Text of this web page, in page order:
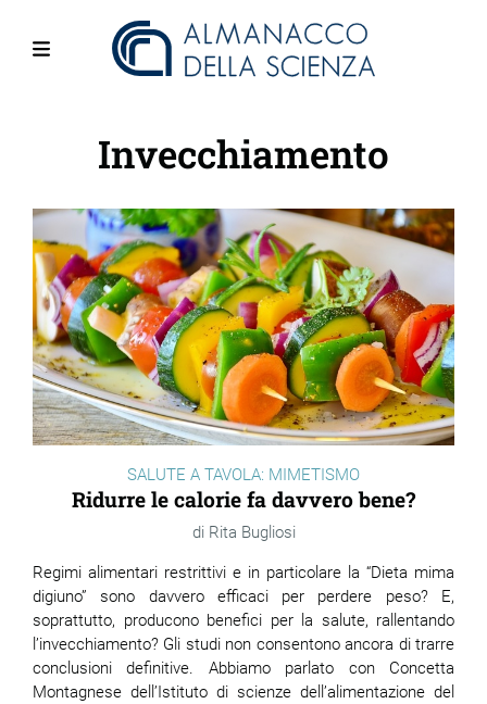
Invecchiamento
SALUTE A TAVOLA: MIMETISMO
Ridurre le calorie fa davvero bene?
Rita Bugliosi
Regimi alimentari restrittivi e in particolare la “Dieta mima
digiuno” sono davvero efficaci per perdere peso? E,
soprattutto, producono benefici per la salute, rallentando
l’invecchiamento? Gli studi non consentono ancora di trarre
conclusioni definitive. Abbiamo parlato con Concetta
Montagnese dell’Istituto di scienze dell’alimentazione del